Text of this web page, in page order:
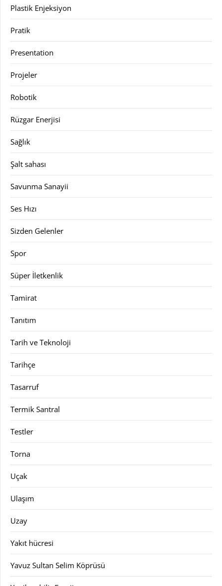
Plastik Enjeksiyon
Pratik
Presentation
Projeler
Robotik
Rüzgar Enerjisi
Sağlık
Şalt sahası
Savunma Sanayii
Ses Hızı
Sizden Gelenler
Spor
Süper İletkenlik
Tamirat
Tanıtım
Tarih ve Teknoloji
Tarihçe
Tasarruf
Termik Santral
Testler
Torna
Uçak
Ulaşım
Uzay
Yakıt hücresi
Yavuz Sultan Selim Köprüsü